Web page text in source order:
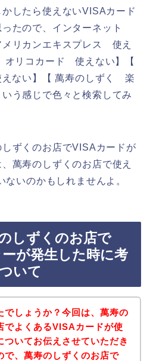
したら使えないVISAカード
たので、インターネット
リカンエキスプレス 使え
リコカード 使えない】【
ない】【 萬寿のしずく 楽
う感じで色々と検索してみ
ずくのお店でVISAカードが
萬寿のしずくのお店で使え
いのかもしれませんよ。
しずくのお店で
が発生した時に考
いて
でしょうか？今回は、萬寿の
でよくあるVISAカードが使
ついてお伝えさせていただき
で、萬寿のしずくのお店で